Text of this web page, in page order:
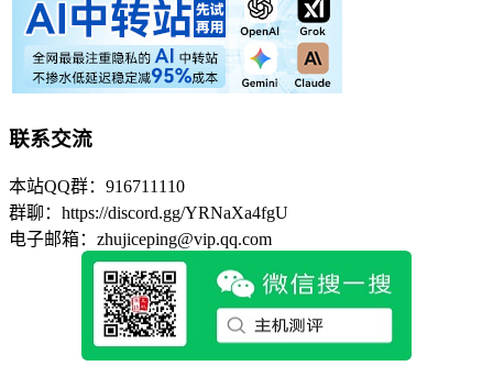
联系交流
本站QQ群：916711110
群聊：https://discord.gg/YRNaXa4fgU
电子邮箱：zhujiceping@vip.qq.com